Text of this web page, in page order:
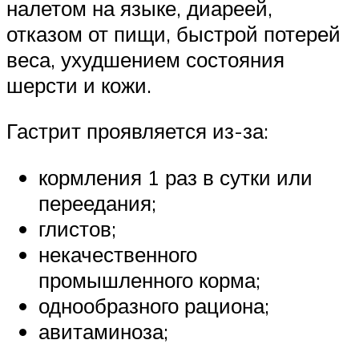
налетом на языке, диареей,
отказом от пищи, быстрой потерей
веса, ухудшением состояния
шерсти и кожи.
Гастрит проявляется из-за:
кормления 1 раз в сутки или
переедания;
глистов;
некачественного
промышленного корма;
однообразного рациона;
авитаминоза;